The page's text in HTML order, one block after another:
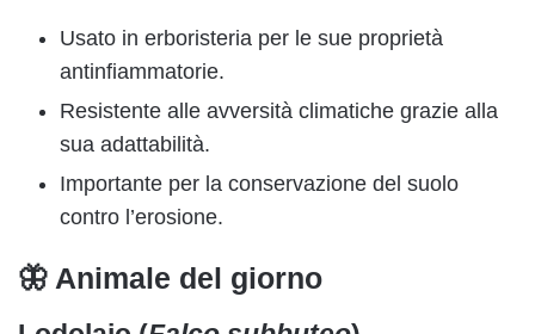
Usato in erboristeria per le sue proprietà
antinfiammatorie.
Resistente alle avversità climatiche grazie alla
sua adattabilità.
Importante per la conservazione del suolo
contro l’erosione.
🦋 Animale del giorno